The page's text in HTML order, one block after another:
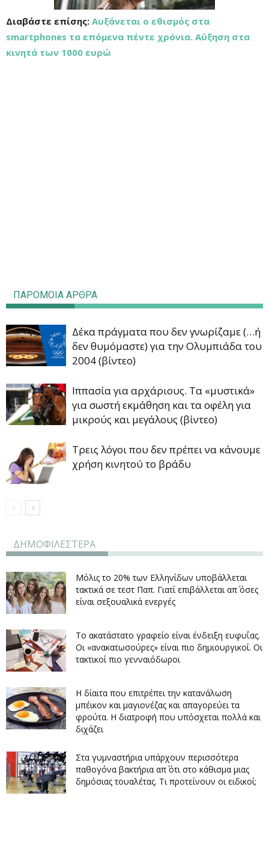
Διαβάστε επίσης: Αυξάνεται ο εθισμός στα
smartphones τα επόμενα πέντε χρόνια. Αύξηση στα
κινητά των 1000 ευρώ
ΠΑΡΟΜΟΙΑ ΑΡΘΡΑ
Δέκα πράγματα που δεν γνωρίζαμε (…ή
δεν θυμόμαστε) για την Ολυμπιάδα του
2004 (βίντεο)
Ιππασία για αρχάριους. Τα «μυστικά»
για σωστή εκμάθηση και τα οφέλη για
μικρούς και μεγάλους (βίντεο)
Τρεις λόγοι που δεν πρέπει να κάνουμε
χρήση κινητού το βράδυ
ΔΗΜΟΦΙΛΕΣΤΕΡΑ
Μόλις το 20% των Ελληνίδων υποβάλλεται
τακτικά σε τεστ Παπ. Γιατί επιβάλλεται απ΄ όσες
είναι σεξουαλικά ενεργές
Το ακατάστατο γραφείο είναι ένδειξη ευφυΐας.
Οι «ανακατωσούρες» είναι πιο δημιουργικοί. Οι
τακτικοί πιο γενναιόδωροι
Η δίαιτα που επιτρέπει την κατανάλωση
μπέικον και μαγιονέζας και απαγορεύει τα
φρούτα. Η διατροφή που υπόσχεται πολλά και
διχάζει
Στα γυμναστήρια υπάρχουν περισσότερα
παθογόνα βακτήρια απ΄ ότι στο κάθισμα μιας
δημόσιας τουαλέτας. Τι προτείνουν οι ειδικοί;